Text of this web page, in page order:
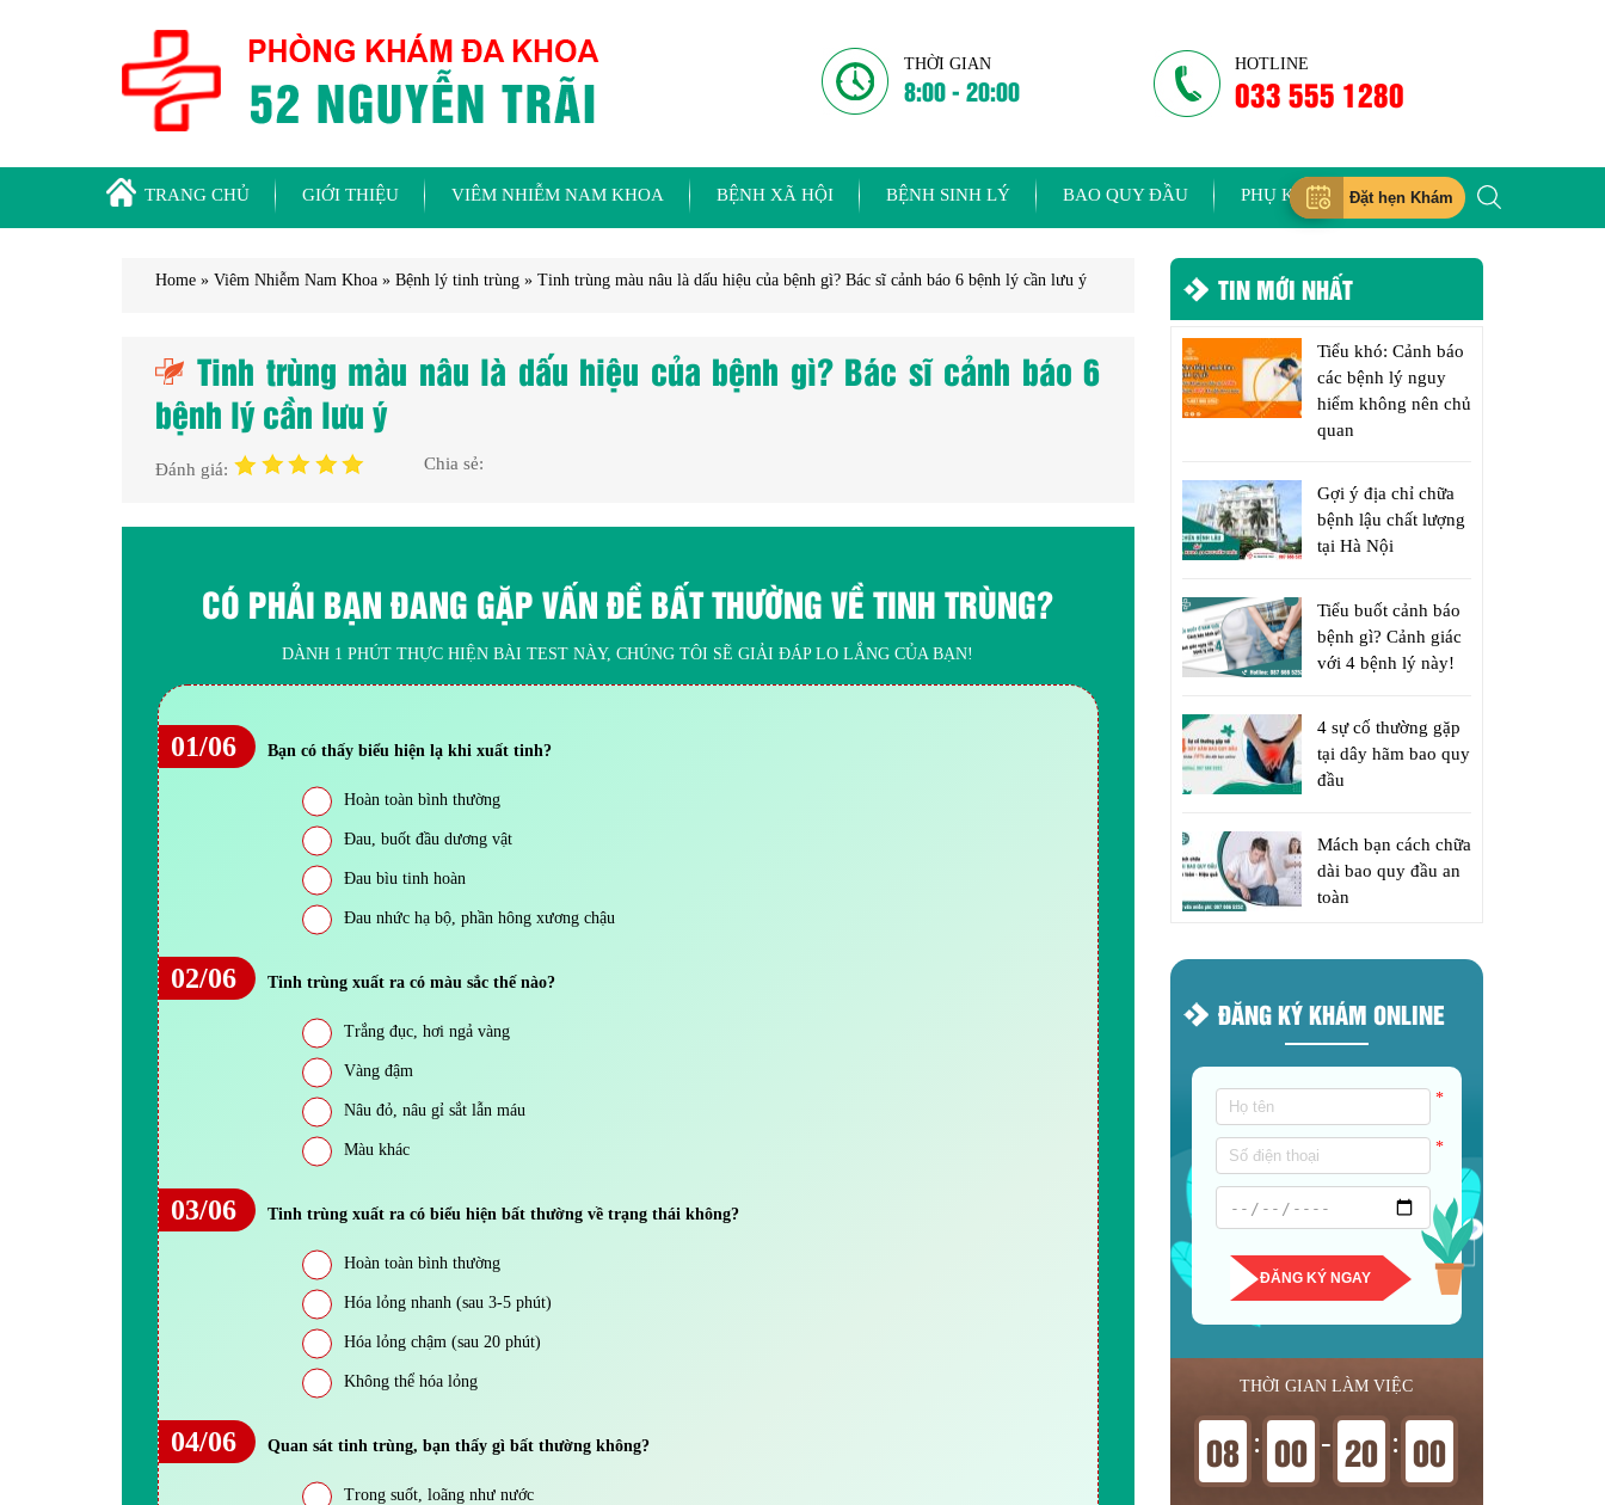
THỜI GIAN
8:00 - 20:00
HOTLINE
033 555 1280
TRANG CHỦ GIỚI THIỆU VIÊM NHIỄM NAM KHOA BỆNH XÃ HỘI BỆNH SINH LÝ BAO QUY ĐẦU PHỤ KHOA Đặt hẹn Khám
Home » Viêm Nhiễm Nam Khoa » Bệnh lý tinh trùng » Tinh trùng màu nâu là dấu hiệu của bệnh gì? Bác sĩ cảnh báo 6 bệnh lý cần lưu ý
Tinh trùng màu nâu là dấu hiệu của bệnh gì? Bác sĩ cảnh báo 6
bệnh lý cần lưu ý
Đánh giá: Chia sẻ:
CÓ PHẢI BẠN ĐANG GẶP VẤN ĐỀ BẤT THƯỜNG VỀ TINH TRÙNG?
DÀNH 1 PHÚT THỰC HIỆN BÀI TEST NÀY, CHÚNG TÔI SẼ GIẢI ĐÁP LO LẮNG CỦA BẠN!
01/06 Bạn có thấy biểu hiện lạ khi xuất tinh?
Hoàn toàn bình thường
Đau, buốt đầu dương vật
Đau bìu tinh hoàn
Đau nhức hạ bộ, phần hông xương chậu
02/06 Tinh trùng xuất ra có màu sắc thế nào?
Trắng đục, hơi ngả vàng
Vàng đậm
Nâu đỏ, nâu gỉ sắt lẫn máu
Màu khác
03/06 Tinh trùng xuất ra có biểu hiện bất thường về trạng thái không?
Hoàn toàn bình thường
Hóa lỏng nhanh (sau 3-5 phút)
Hóa lỏng chậm (sau 20 phút)
Không thể hóa lỏng
04/06 Quan sát tinh trùng, bạn thấy gì bất thường không?
Trong suốt, loãng như nước
TIN MỚI NHẤT
Tiểu khó: Cảnh báo
các bệnh lý nguy
hiểm không nên chủ
quan
Gợi ý địa chỉ chữa
bệnh lậu chất lượng
tại Hà Nội
Tiểu buốt cảnh báo
bệnh gì? Cảnh giác
với 4 bệnh lý này!
4 sự cố thường gặp
tại dây hãm bao quy
đầu
Mách bạn cách chữa
dài bao quy đầu an
toàn
ĐĂNG KÝ KHÁM ONLINE
*
*
ĐĂNG KÝ NGAY
THỜI GIAN LÀM VIỆC
08 : 00 - 20 : 00